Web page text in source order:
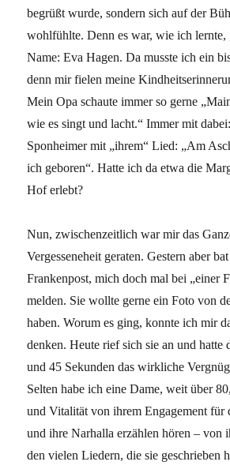
begrüßt wurde, sondern sich auf der
wohlfühlte. Denn es war, wie ich
Name: Eva Hagen. Da musste ich ein
denn mir fielen meine
Mein Opa schaute immer so gerne
wie es singt und lacht.“ Immer mit
Sponheimer mit „ihrem“ Lied: „Am
ich geboren“. Hatte ich da etwa die
Hof erlebt?
Nun, zwischenzeitlich war mir das
Vergesseneheit geraten. Gestern aber
Frankenpost, mich doch mal bei „einer
melden. Sie wollte gerne ein Foto von
haben. Worum es ging, konnte ich mir
denken. Heute rief sich sie an und hatte
und 45 Sekunden das wirkliche
Selten habe ich eine Dame, weit über
und Vitalität von ihrem Engagement für
und ihre Narhalla erzählen hören – von
den vielen Liedern, die sie geschrieben